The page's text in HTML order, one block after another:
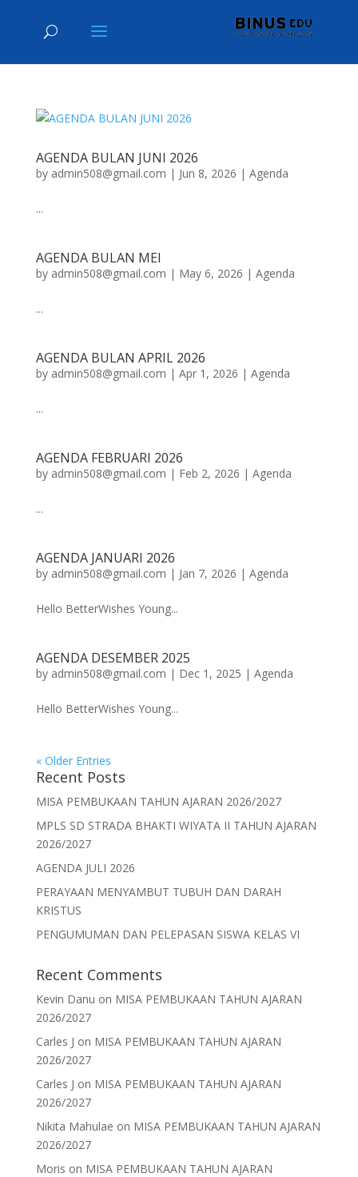
AGENDA BULAN JUNI 2026
by admin508@gmail.com | Jun 8, 2026 | Agenda
...
AGENDA BULAN MEI
by admin508@gmail.com | May 6, 2026 | Agenda
...
AGENDA BULAN APRIL 2026
by admin508@gmail.com | Apr 1, 2026 | Agenda
...
AGENDA FEBRUARI 2026
by admin508@gmail.com | Feb 2, 2026 | Agenda
...
AGENDA JANUARI 2026
by admin508@gmail.com | Jan 7, 2026 | Agenda
Hello BetterWishes Young...
AGENDA DESEMBER 2025
by admin508@gmail.com | Dec 1, 2025 | Agenda
Hello BetterWishes Young...
« Older Entries
Recent Posts
MISA PEMBUKAAN TAHUN AJARAN 2026/2027
MPLS SD STRADA BHAKTI WIYATA II TAHUN AJARAN
2026/2027
AGENDA JULI 2026
PERAYAAN MENYAMBUT TUBUH DAN DARAH
KRISTUS
PENGUMUMAN DAN PELEPASAN SISWA KELAS VI
Recent Comments
Kevin Danu on MISA PEMBUKAAN TAHUN AJARAN
2026/2027
Carles J on MISA PEMBUKAAN TAHUN AJARAN
2026/2027
Carles J on MISA PEMBUKAAN TAHUN AJARAN
2026/2027
Nikita Mahulae on MISA PEMBUKAAN TAHUN AJARAN
2026/2027
Moris on MISA PEMBUKAAN TAHUN AJARAN